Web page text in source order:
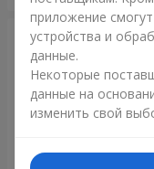
приложение
устройства и
данные.
Некоторые
данные на
изменить свой